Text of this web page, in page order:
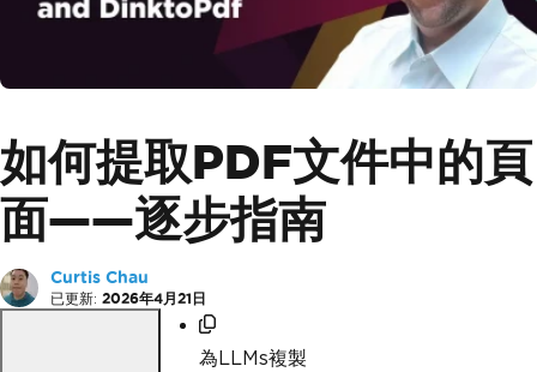
如何提取PDF文件中的頁
面——逐步指南
Curtis Chau
已更新: 2026年4月21日
為LLMs複製